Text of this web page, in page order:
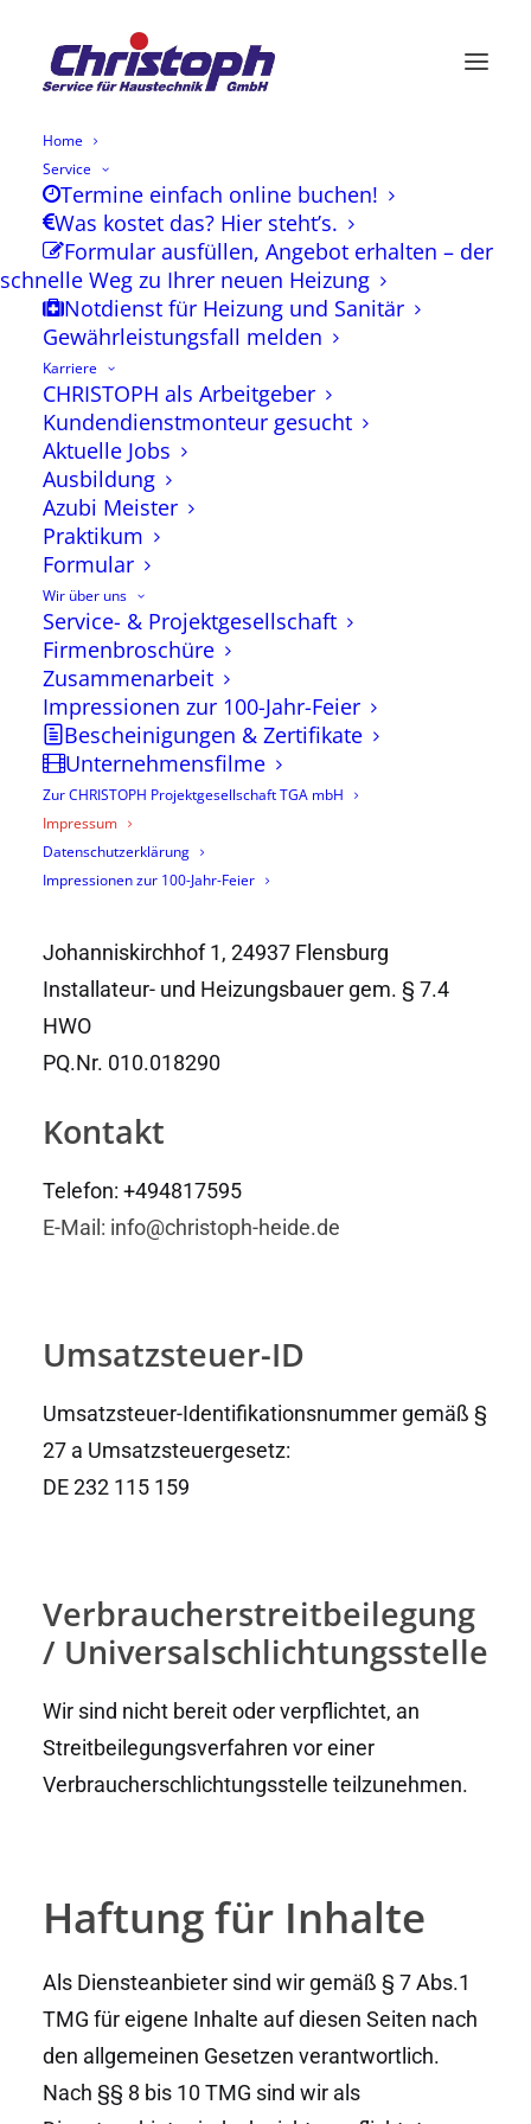
Home
Service
Termine einfach online buchen!
Was kostet das? Hier steht’s.
Formular ausfüllen, Angebot erhalten – der
schnelle Weg zu Ihrer neuen Heizung
Notdienst für Heizung und Sanitär
Gewährleistungsfall melden
Karriere
CHRISTOPH als Arbeitgeber
Kundendienstmonteur gesucht
Aktuelle Jobs
Ausbildung
Azubi Meister
Praktikum
Formular
Wir über uns
Service- & Projektgesellschaft
Firmenbroschüre
Zusammenarbeit
Impressionen zur 100-Jahr-Feier
Bescheinigungen & Zertifikate
Unternehmensfilme
Zur CHRISTOPH Projektgesellschaft TGA mbH
Impressum
Datenschutzerklärung
Impressionen zur 100-Jahr-Feier
Impressum
Angaben gemäß § 5 TMG
CHRISTOPH Service für Haustechnik GmbH
Norderstraße 47
25746 Heide
Handelsregister: HRB 1794-ME Registergericht:
Amtsgericht Pinneberg
Vertreten durch:
Dipl. Ing. (FH) Thomas Christoph, Jürgen Kinsel
Eingetragen:
Johanniskirchhof 1, 24937 Flensburg
Installateur- und Heizungsbauer gem. § 7.4
HWO
PQ.Nr. 010.018290
Kontakt
Telefon: +494817595
E-Mail: info@christoph-heide.de
Umsatzsteuer-ID
Umsatzsteuer-Identifikationsnummer gemäß §
27 a Umsatzsteuergesetz:
DE 232 115 159
Verbraucherstreitbeilegung
/ Universalschlichtungsstelle
Wir sind nicht bereit oder verpflichtet, an
Streitbeilegungsverfahren vor einer
Verbraucherschlichtungsstelle teilzunehmen.
Haftung für Inhalte
Als Diensteanbieter sind wir gemäß § 7 Abs.1
TMG für eigene Inhalte auf diesen Seiten nach
den allgemeinen Gesetzen verantwortlich.
Nach §§ 8 bis 10 TMG sind wir als